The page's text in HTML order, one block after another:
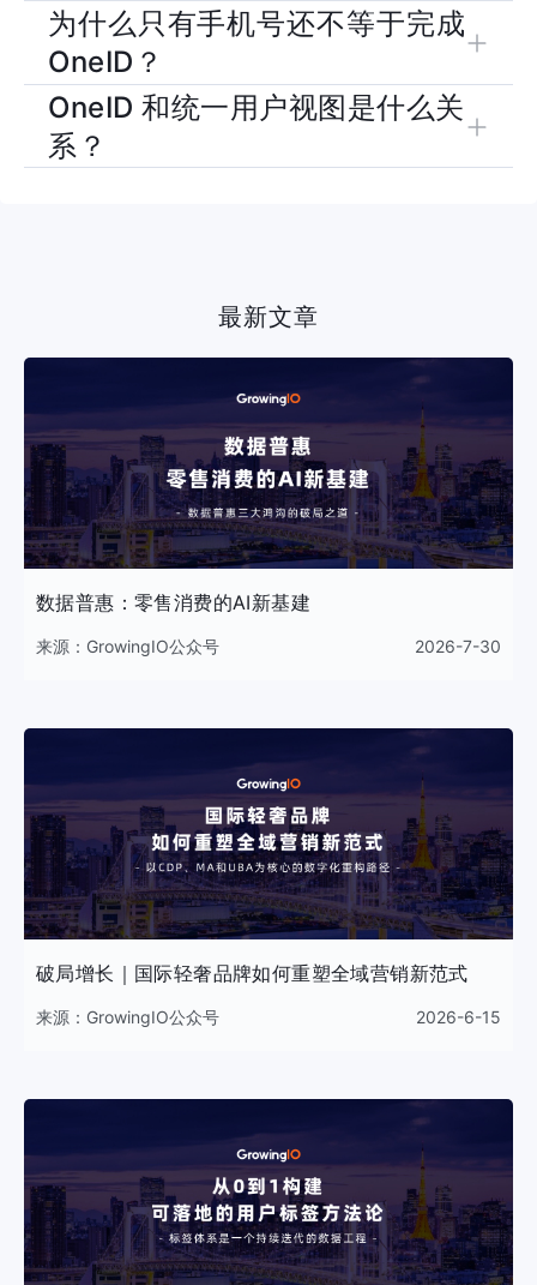
核心是把分散在小程序、门店、CRM、会员系统等不同触点中
的用户身份关联起来，避免同一个用户在系统里被识别成多个
人。
为什么只有手机号还不等于完成
OneID？
手机号是重要识别字段，但不同系统可能存在编码规则、授权状
态、历史数据质量和合规边界差异，仍需要完整的 ID 映射规则
和持续治理机制。
OneID 和统一用户视图是什么关
系？
最新文章
数据普惠：零售消费的AI新基建
来源： GrowingIO公众号 2026-7-30
破局增长｜国际轻奢品牌如何重塑全域营销新范式
来源： GrowingIO公众号 2026-6-15